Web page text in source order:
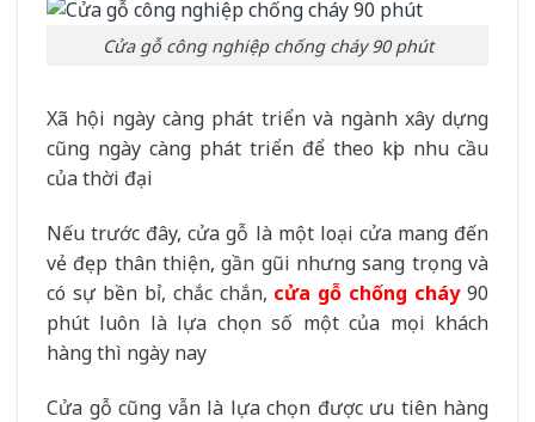
Cửa gỗ công nghiệp chống cháy 90 phút
Xã hội ngày càng phát triển và ngành xây dựng
cũng ngày càng phát triển để theo kịp nhu cầu
của thời đại
Nếu trước đây, cửa gỗ là một loại cửa mang đến
vẻ đẹp thân thiện, gần gũi nhưng sang trọng và
có sự bền bỉ, chắc chắn, cửa gỗ chống cháy90
phút luôn là lựa chọn số một của mọi khách
hàng thì ngày nay
Cửa gỗ cũng vẫn là lựa chọn được ưu tiên hàng